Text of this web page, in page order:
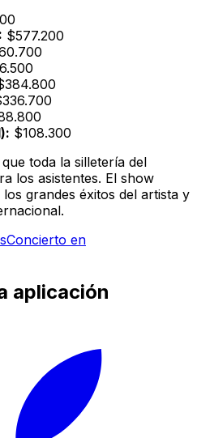
$577.200
$108.300
toda la silletería del
los asistentes. El show
grandes éxitos del artista y
Concierto en
aplicación